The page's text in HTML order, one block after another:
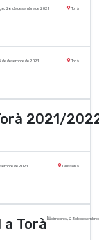
26 de desembre de 2021 Torà
desembre de 2021 Torà
2021/
de 2021 Guissona
Torà dimecres, 23 de desembre